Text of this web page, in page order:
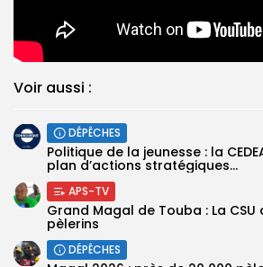
Voir aussi :
DÉPÊCHES
Politique de la jeunesse : la
plan d’actions stratégiques...
APS-TV
Grand Magal de Touba : La
pèlerins
DÉPÊCHES